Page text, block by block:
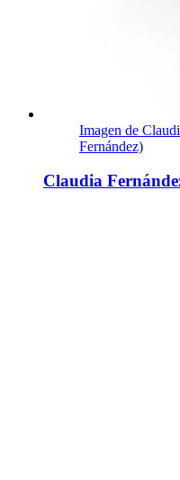
Imagen de
Fernández)
Claudia